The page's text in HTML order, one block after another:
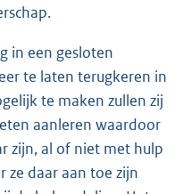
in een gesloten
te laten terugkeren in
te maken zullen zij
aanleren waardoor
zijn, al of niet met hulp
ze daar aan toe zijn